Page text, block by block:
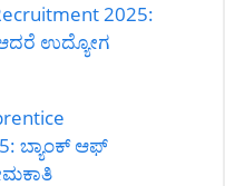
2025:
ಉದ್ಯೋಗ
ಬ್ಯಾಂಕ್ ಆಫ್